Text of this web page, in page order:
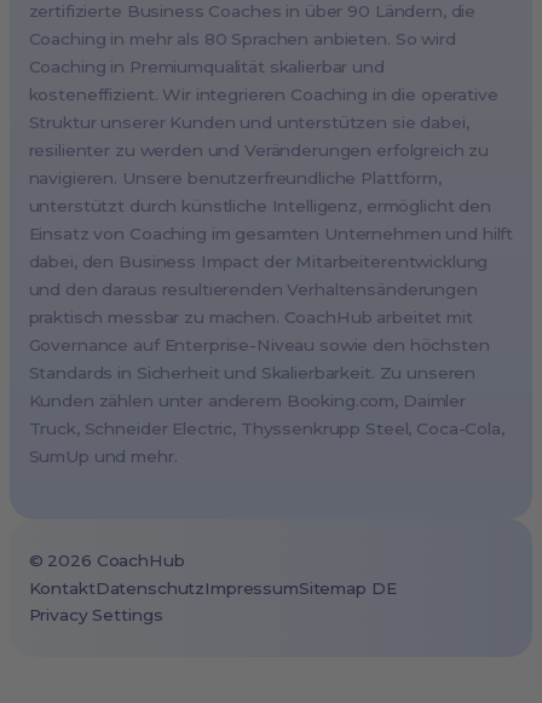
zertifizierte Business Coaches in über 90 Ländern, die
Coaching in mehr als 80 Sprachen anbieten. So wird
Coaching in Premiumqualität skalierbar und
kosteneffizient. Wir integrieren Coaching in die operative
Struktur unserer Kunden und unterstützen sie dabei,
resilienter zu werden und Veränderungen erfolgreich zu
navigieren. Unsere benutzerfreundliche Plattform,
unterstützt durch künstliche Intelligenz, ermöglicht den
Einsatz von Coaching im gesamten Unternehmen und hilft
dabei, den Business Impact der Mitarbeiterentwicklung
und den daraus resultierenden Verhaltensänderungen
praktisch messbar zu machen. CoachHub arbeitet mit
Governance auf Enterprise-Niveau sowie den höchsten
Standards in Sicherheit und Skalierbarkeit. Zu unseren
Kunden zählen unter anderem Booking.com, Daimler
Truck, Schneider Electric, Thyssenkrupp Steel, Coca-Cola,
SumUp und mehr.
Melbourne, Australia
Amsterdam, Netherlands
Milan, Italy
Madrid, Spain
Stockholm, Sweden
Vienna, Austria
Copenhagen, Denmark
Brussels, Belgium
Lisbon, Portugal
Tokyo, Japan
Cape Town, South Africa
São Paulo, Brazil
Toronto, Canada
© 2026 CoachHub
KontaktDatenschutzImpressumSitemap DE
Privacy Settings